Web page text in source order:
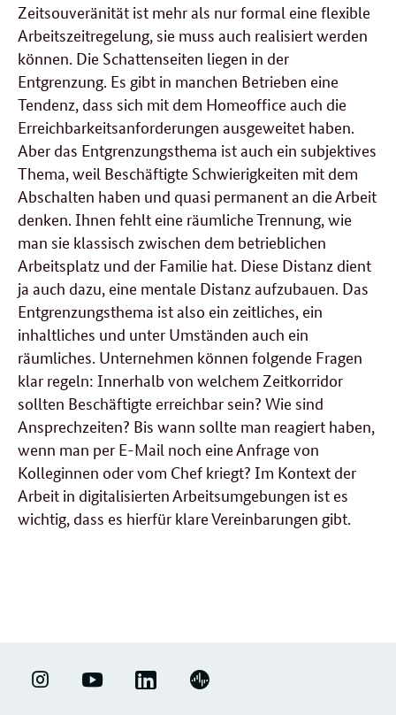
Zeitsouveränität ist mehr als nur formal eine flexible
Arbeitszeitregelung, sie muss auch realisiert werden
können. Die Schattenseiten liegen in der
Entgrenzung. Es gibt in manchen Betrieben eine
Tendenz, dass sich mit dem Homeoffice auch die
Erreichbarkeitsanforderungen ausgeweitet haben.
Aber das Entgrenzungsthema ist auch ein subjektives
Thema, weil Beschäftigte Schwierigkeiten mit dem
Abschalten haben und quasi permanent an die Arbeit
denken. Ihnen fehlt eine räumliche Trennung, wie
man sie klassisch zwischen dem betrieblichen
Arbeitsplatz und der Familie hat. Diese Distanz dient
ja auch dazu, eine mentale Distanz aufzubauen. Das
Entgrenzungsthema ist also ein zeitliches, ein
inhaltliches und unter Umständen auch ein
räumliches. Unternehmen können folgende Fragen
klar regeln: Innerhalb von welchem Zeitkorridor
sollten Beschäftigte erreichbar sein? Wie sind
Ansprechzeiten? Bis wann sollte man reagiert haben,
wenn man per E-Mail noch eine Anfrage von
Kolleginnen oder vom Chef kriegt? Im Kontext der
Arbeit in digitalisierten Arbeitsumgebungen ist es
wichtig, dass es hierfür klare Vereinbarungen gibt.
ERFOLGSFAKTOR
YOUTUBE LINKEDIN PODIGEE